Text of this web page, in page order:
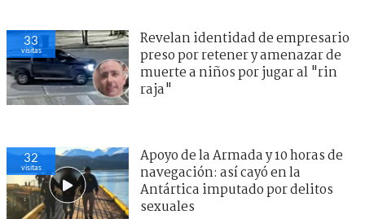
33
visitas
Revelan identidad de empresario
preso por retener y amenazar de
muerte a niños por jugar al "rin
raja"
32
visitas
Apoyo de la Armada y 10 horas de
navegación: así cayó en la
Antártica imputado por delitos
sexuales